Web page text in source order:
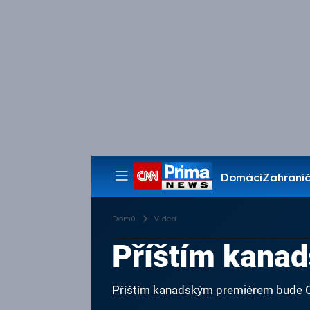
Domácí
Pořady
Domů Videa
Příštím
Příštím kanadským premiérem bude